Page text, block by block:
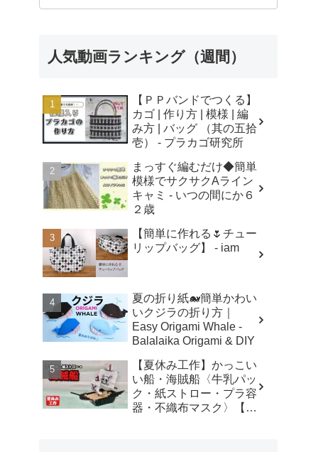
人気動画ランキング（週間）
【ＰＰバンドでつくる】
カゴ | 作り方 | 模様 | 編
み方 | バッグ （其の五拾
壱） - プラカゴ研究所
まっすぐ編むだけ◆簡単
模様でサクサクAライン
キャミ - いつの間にか６
２歳
【簡単に作れる🌷チュー
リップバッグ】 - iam
夏の折り紙🐋簡単かわい
いクジラの折り方｜
Easy Origami Whale -
Balalaika Origami & DIY
【夏休み工作】かっこい
い船・海賊船〈牛乳パッ
ク・紙ストロー・プラ容
器・不織布マスク〉【自